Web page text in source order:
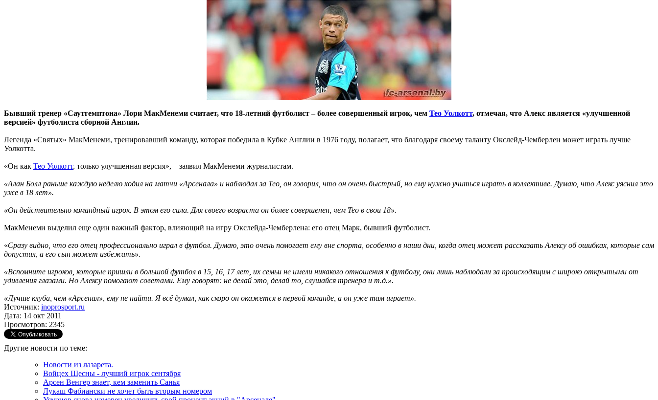
Бывший тренер «Саутгемптона» Лори МакМенеми считает, что 18-летний футболист – более совершенный игрок, чем Тео Уолкотт, отмечая, что Алекс является «улучшенной
версией» футболиста сборной Англии.
Легенда «Святых» МакМенеми, тренировавший команду, которая победила в Кубке Англии в 1976 году, полагает, что благодаря своему таланту Окслейд-Чемберлен может играть лучше
Уолкотта.
«Он как Тео Уолкотт, только улучшенная версия», – заявил МакМенеми журналистам.
«Алан Болл раньше каждую неделю ходил на матчи «Арсенала» и наблюдал за Тео, он говорил, что он очень быстрый, но ему нужно учиться играть в коллективе. Думаю, что Алекс уяснил это
уже в 18 лет».
«Он действительно командный игрок. В этом его сила. Для своего возраста он более совершенен, чем Тео в свои 18».
МакМенеми выделил еще один важный фактор, влияющий на игру Окслейда-Чемберлена: его отец Марк, бывший футболист.
«Сразу видно, что его отец профессионально играл в футбол. Думаю, это очень помогает ему вне спорта, особенно в наши дни, когда отец может рассказать Алексу об ошибках, которые сам
допустил, а его сын может избежать».
«Вспомните игроков, которые пришли в большой футбол в 15, 16, 17 лет, их семьи не имели никакого отношения к футболу, они лишь наблюдали за происходящим с широко открытыми от
удивления глазами. Но Алексу помогают советами. Ему говорят: не делай это, делай то, слушайся тренера и т.д.».
«Лучше клуба, чем «Арсенал», ему не найти. Я всё думал, как скоро он окажется в первой команде, а он уже там играет».
Источник: inoprosport.ru
Дата: 14 окт 2011
Просмотров: 2345
Другие новости по теме:
Новости из лазарета.
Войцех Щесны - лучший игрок сентября
Арсен Венгер знает, кем заменить Санья
Лукаш Фабиански не хочет быть вторым номером